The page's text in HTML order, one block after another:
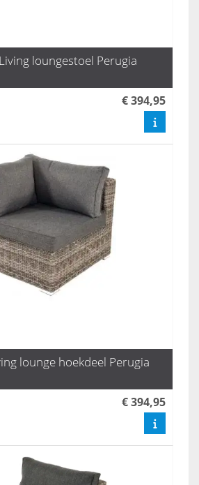
loungestoel Perugia
€ 394,95
lounge hoekdeel Perugia
€ 394,95